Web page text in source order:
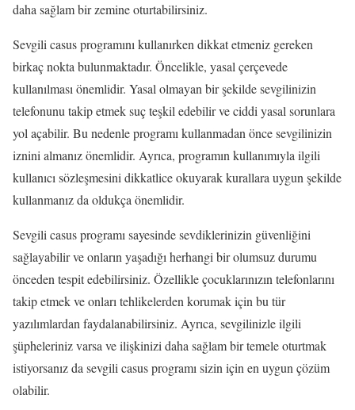
daha sağlam bir zemine oturtabilirsiniz.
Sevgili casus programını kullanırken dikkat etmeniz gereken
birkaç nokta bulunmaktadır. Öncelikle, yasal çerçevede
kullanılması önemlidir. Yasal olmayan bir şekilde sevgilinizin
telefonunu takip etmek suç teşkil edebilir ve ciddi yasal sorunlara
yol açabilir. Bu nedenle programı kullanmadan önce sevgilinizin
iznini almanız önemlidir. Ayrıca, programın kullanımıyla ilgili
kullanıcı sözleşmesini dikkatlice okuyarak kurallara uygun şekilde
kullanmanız da oldukça önemlidir.
Sevgili casus programı sayesinde sevdiklerinizin güvenliğini
sağlayabilir ve onların yaşadığı herhangi bir olumsuz durumu
önceden tespit edebilirsiniz. Özellikle çocuklarınızın telefonlarını
takip etmek ve onları tehlikelerden korumak için bu tür
yazılımlardan faydalanabilirsiniz. Ayrıca, sevgilinizle ilgili
şüpheleriniz varsa ve ilişkinizi daha sağlam bir temele oturtmak
istiyorsanız da sevgili casus programı sizin için en uygun çözüm
olabilir.